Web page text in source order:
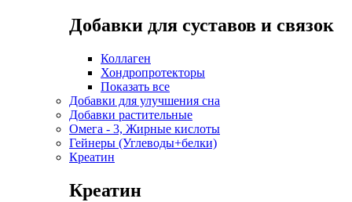
Добавки для суставов и связок
Коллаген
Хондропротекторы
Показать все
Добавки для улучшения сна
Добавки растительные
Омега - 3, Жирные кислоты
Гейнеры (Углеводы+белки)
Креатин
Креатин